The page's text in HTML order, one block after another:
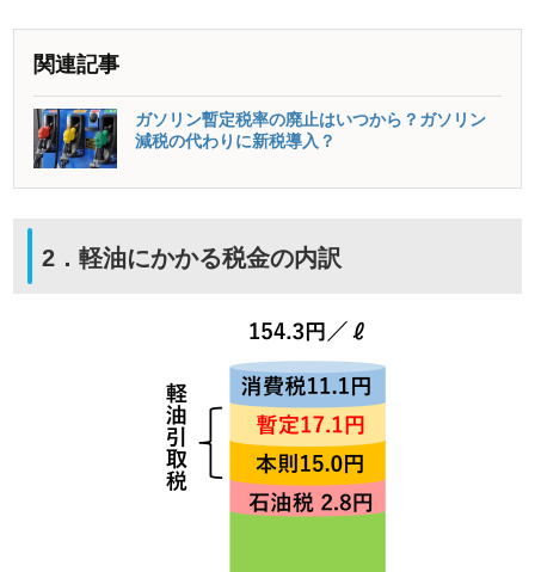
関連記事
ガソリン暫定税率の廃止はいつから？ガソリン
減税の代わりに新税導入？
2．軽油にかかる税金の内訳